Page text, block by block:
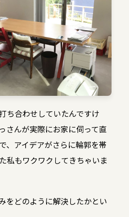
ち合わせしていたんですけ
さんが実際にお家に伺って直
、アイデアがさらに輪郭を帯
私もワクワクしてきちゃいま
をどのように解決したかとい